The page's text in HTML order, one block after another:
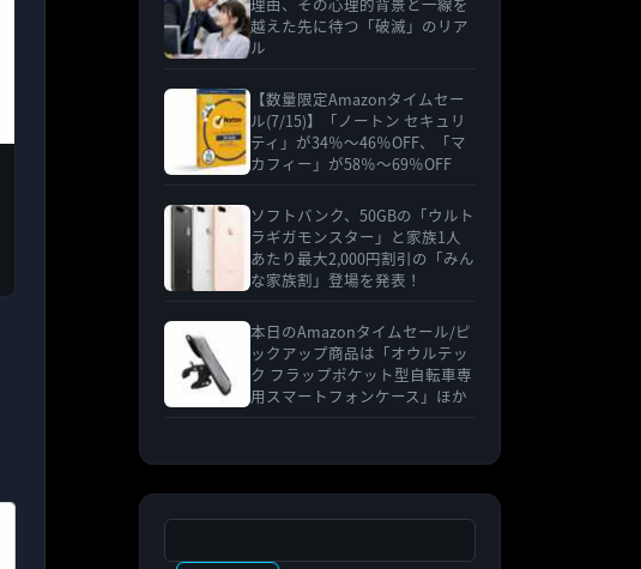
越えた先に待つ「破滅」のリア
ル
【数量限定Amazonタイムセー
ル(7/15)】「ノートン セキュリ
ティ」が34％〜46％OFF、「マ
カフィー」が58％〜69％OFF
ソフトバンク、50GBの「ウルト
ラギガモンスター」と家族1人
あたり最大2,000円割引の「みん
な家族割」登場を発表！
本日のAmazonタイムセール/ピ
ックアップ商品は「オウルテッ
ク フラップポケット型自転車専
用スマートフォンケース」ほか